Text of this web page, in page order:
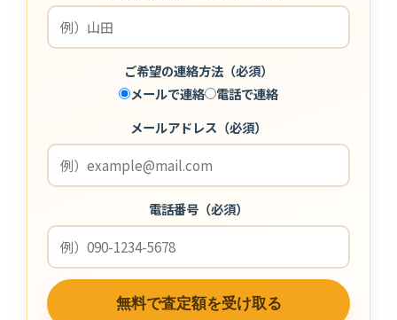
ご希望の連絡方法（必須）
メールで連絡
電話で連絡
メールアドレス（必須）
電話番号（必須）